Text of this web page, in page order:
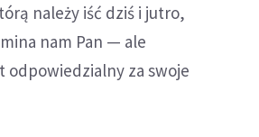
należy iść dziś i jutro,
nam Pan — ale
odpowiedzialny za swoje